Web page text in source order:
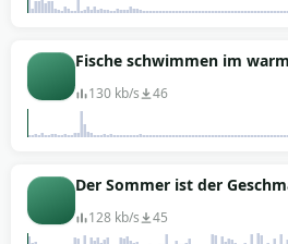
Fische schwimmen im
130 kb/s 46
Der Sommer ist der
128 kb/s 45